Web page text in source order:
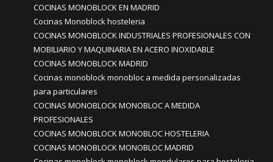
COCINAS MONOBLOCK EN MADRID
Cocinas Monoblock hosteleria
COCINAS MONOBLOCK INDUSTRIALES PROFESIONALES CON
MOBILIARIO Y MAQUINARIA EN ACERO INOXIDABLE
COCINAS MONOBLOCK MADRID
Cocinas monoblock monobloc a medida personalizadas
para particulares
COCINAS MONOBLOCK MONOBLOC A MEDIDA
PROFESIONALES
COCINAS MONOBLOCK MONOBLOC HOSTELERIA
COCINAS MONOBLOCK MONOBLOC MADRID